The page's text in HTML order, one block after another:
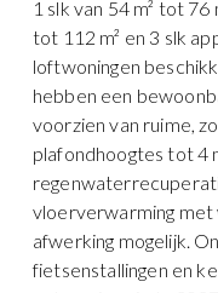
1 slk van 54 m² tot
tot 112 m² en 3 slk
loftwoningen
hebben een
voorzien van ruime,
plafondhoogtes tot 4
vloerverwarming met
afwerking mogelijk.
fietsenstallingen en